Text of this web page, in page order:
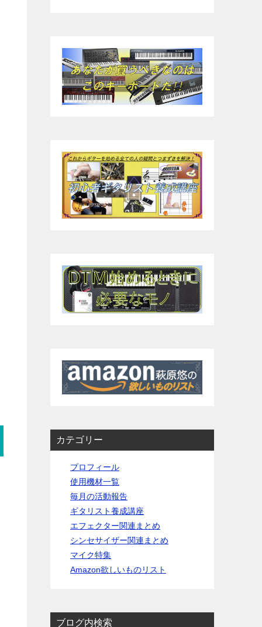
カテゴリー
プロフィール
使用機材一覧
毎月の活動報告
ギタリスト養成講座
エフェクター関連まとめ
シンセサイザー関連まとめ
マイク特集
Amazon欲しいものリスト
ブログ内検索